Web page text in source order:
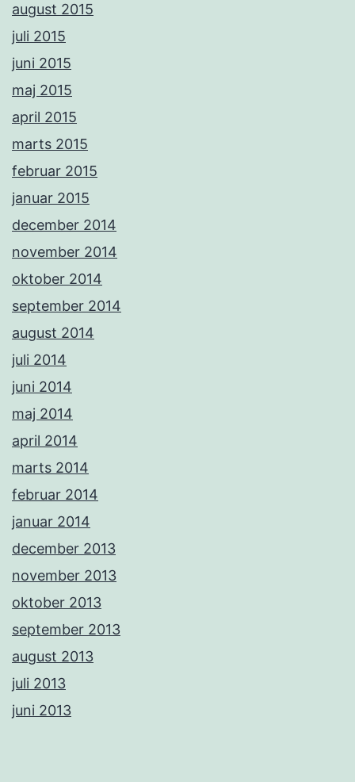
august 2015
juli 2015
juni 2015
maj 2015
april 2015
marts 2015
februar 2015
januar 2015
december 2014
november 2014
oktober 2014
september 2014
august 2014
juli 2014
juni 2014
maj 2014
april 2014
marts 2014
februar 2014
januar 2014
december 2013
november 2013
oktober 2013
september 2013
august 2013
juli 2013
juni 2013